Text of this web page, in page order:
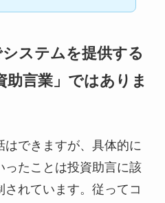
ステムを提供する
助言業」ではありま
できますが、具体的に
ったことは投資助言に該
れています。従ってコ